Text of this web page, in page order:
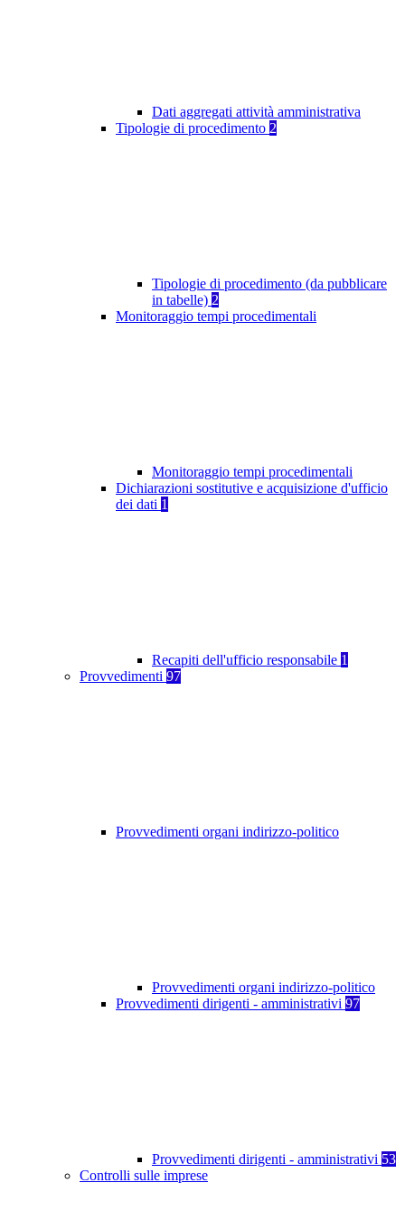
Dati aggregati attività amministrativa
Tipologie di procedimento 2
Tipologie di procedimento (da pubblicare
in tabelle) 2
Monitoraggio tempi procedimentali
Monitoraggio tempi procedimentali
Dichiarazioni sostitutive e acquisizione d'ufficio
dei dati 1
Recapiti dell'ufficio responsabile 1
Provvedimenti 97
Provvedimenti organi indirizzo-politico
Provvedimenti organi indirizzo-politico
Provvedimenti dirigenti - amministrativi 97
Provvedimenti dirigenti - amministrativi 53
Controlli sulle imprese